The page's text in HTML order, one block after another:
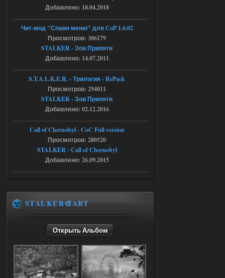
ript:510: attempt to index local 'manager'
(a nil value)
Вылет после захода в Припять.
05.08.2026
Скованные одной цепью
18:37
r4908778
с избавлением от баласта,
доходяга.
Путь во мгле + GUNSLINGER mod
Stalker-Mods-Clan-su
Доступно только для пользователей
Путь во мгле + GUNSLINGER mod
stalker673920
где пароль?
Добавлено: 18.04.2018
Чит-мод "Спавн меню" для CoP 1.6.02
Просмотров: 306179
STALKER - Зов Припяти
Добавлено: 14.07.2011
S.T.A.L.K.E.R. - Трилогия - RePack
Просмотров: 294011
STALKER - Зов Припяти
Добавлено: 02.12.2016
Call of Chernobyl - CoC Full version
Просмотров: 280520
STALKER - Call of Chernobyl
Добавлено: 26.09.2015
STALKER🎨ART
Открыть Альбом